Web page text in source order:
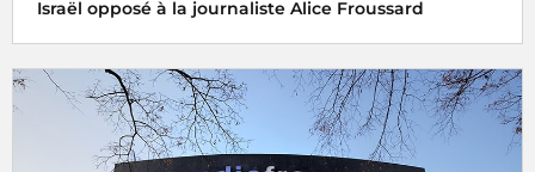
Israël opposé à la journaliste Alice Froussard